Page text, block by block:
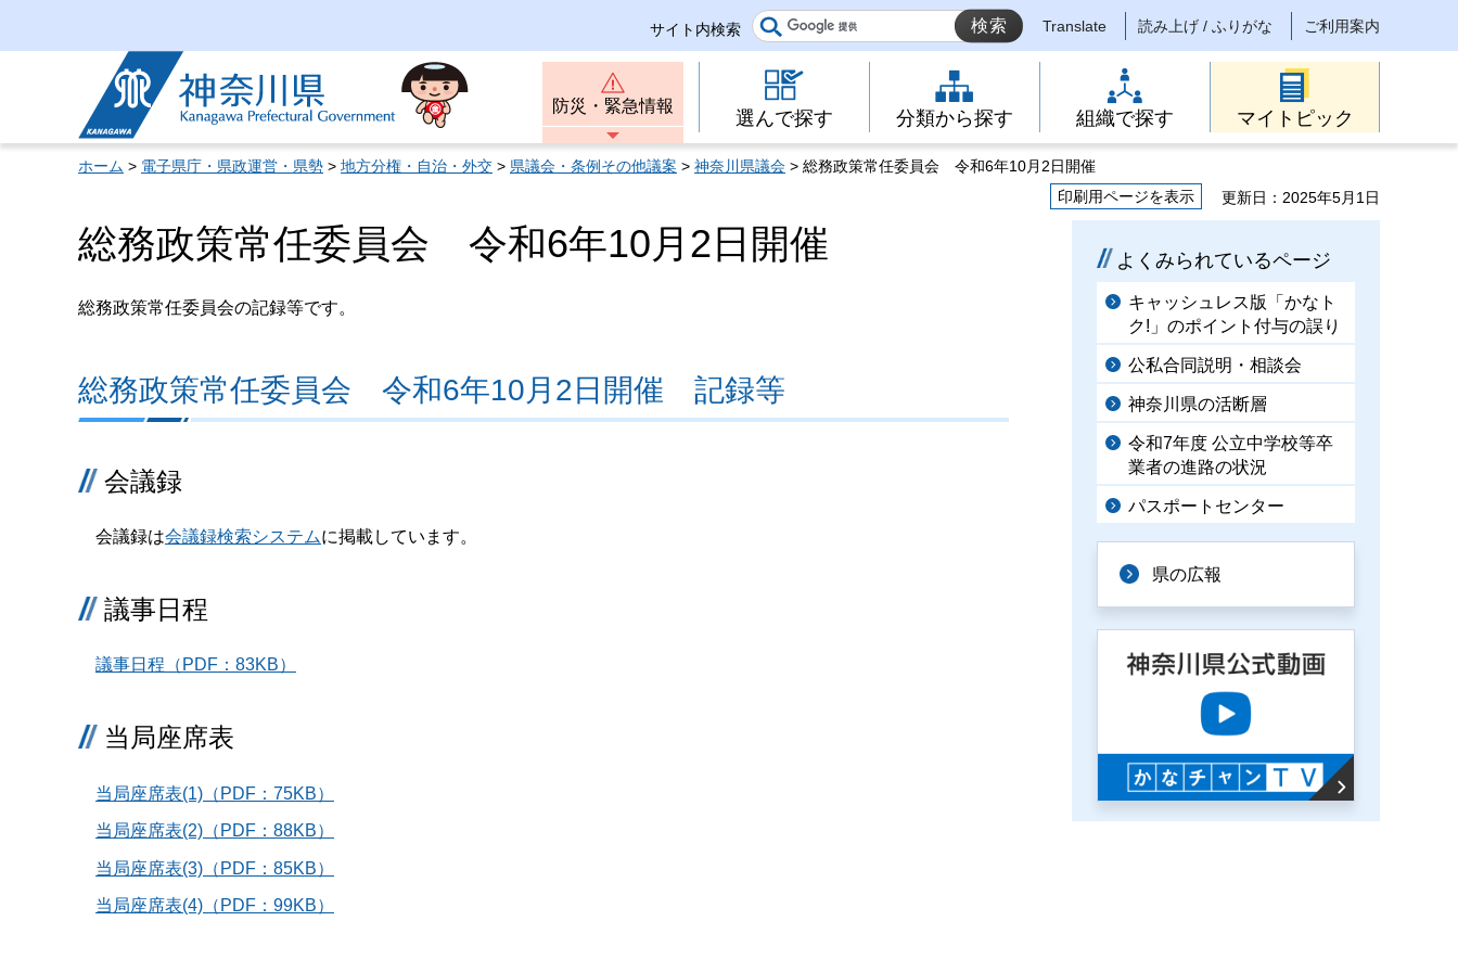
サイト内検索 Translate 読み上げ / ふりがな ご利用案内
神奈川県
防災・緊急情報
選んで探す 分類から探す 組織で探す マイトピック
ホーム > 電子県庁・県政運営・県勢 > 地方分権・自治・外交 > 県議会・条例その他議案 > 神奈川県議会 > 総務政策常任委員会 令和6年10月2日開催
印刷用ページを表示
更新日：2025年5月1日
総務政策常任委員会 令和6年10月2日開催
総務政策常任委員会の記録等です。
総務政策常任委員会 令和6年10月2日開催 記録等
会議録
会議録は会議録検索システムに掲載しています。
議事日程
議事日程（PDF：83KB）
当局座席表
当局座席表(1)（PDF：75KB）
当局座席表(2)（PDF：88KB）
当局座席表(3)（PDF：85KB）
当局座席表(4)（PDF：99KB）
よくみられているページ
キャッシュレス版「かなト
ク!」のポイント付与の誤り
公私合同説明・相談会
神奈川県の活断層
令和7年度 公立中学校等卒
業者の進路の状況
パスポートセンター
県の広報